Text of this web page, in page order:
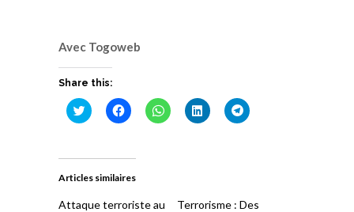
Avec Togoweb
Share this:
Cliquez
pour
dans
nouvelle
Cliquez
pour
dans
nouvelle
Cliquez
pour
Cliquez
pour
Cliquez
pour
Articles similaires
Attaque terroriste au
Terrorisme : Des